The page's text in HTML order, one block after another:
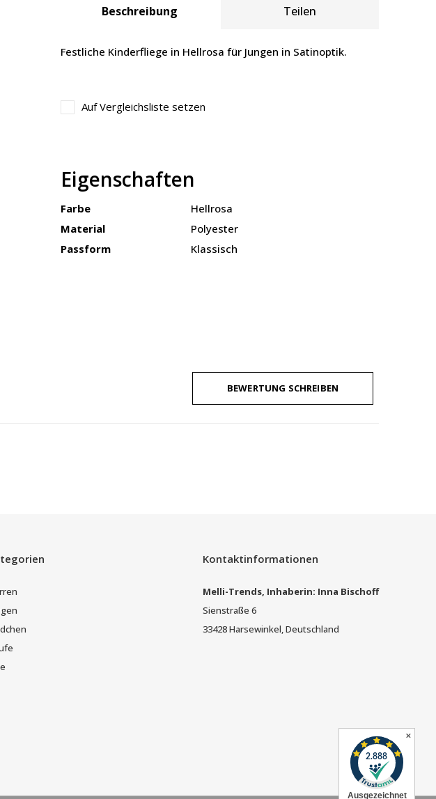
Beschreibung Teilen
Festliche Kinderfliege in Hellrosa für Jungen in Satinoptik.
Auf Vergleichsliste setzen
Eigenschaften
Farbe
Hellrosa
Material
Polyester
Passform
Klassisch
BEWERTUNG SCHREIBEN
Kontaktinformationen
Melli-Trends, Inhaberin: Inna Bischoff
Sienstraße 6
33428 Harsewinkel, Deutschland
✕